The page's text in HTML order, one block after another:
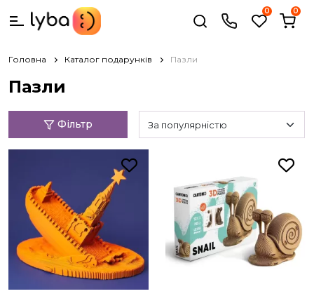
0 0
Головна Каталог подарунків Пазли
Пазли
Фільтр За популярністю